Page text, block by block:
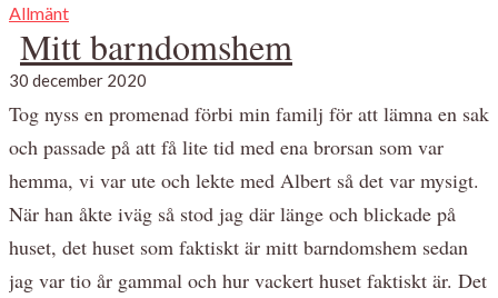
Allmänt
Mitt barndomshem
30 december 2020
Tog nyss en promenad förbi min familj för att lämna en sak
och passade på att få lite tid med ena brorsan som var
hemma, vi var ute och lekte med Albert så det var mysigt.
När han åkte iväg så stod jag där länge och blickade på
huset, det huset som faktiskt är mitt barndomshem sedan
jag var tio år gammal och hur vackert huset faktiskt är. Det